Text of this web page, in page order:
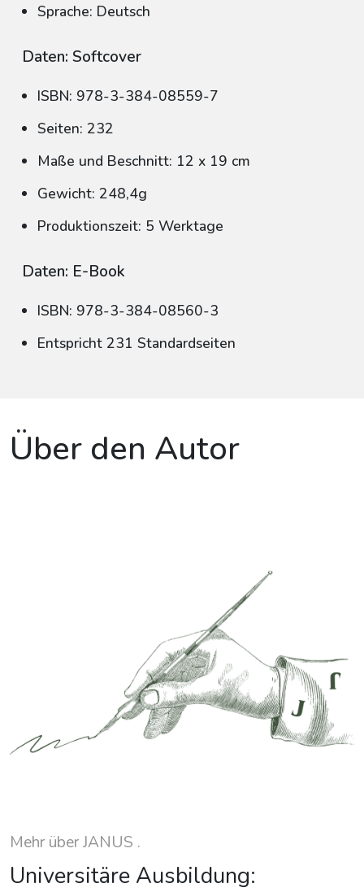
Sprache: Deutsch
Daten: Softcover
ISBN: 978-3-384-08559-7
Seiten: 232
Maße und Beschnitt: 12 x 19 cm
Gewicht: 248,4g
Produktionszeit: 5 Werktage
Daten: E-Book
ISBN: 978-3-384-08560-3
Entspricht 231 Standardseiten
Über den Autor
Mehr über JANUS .
Universitäre Ausbildung: